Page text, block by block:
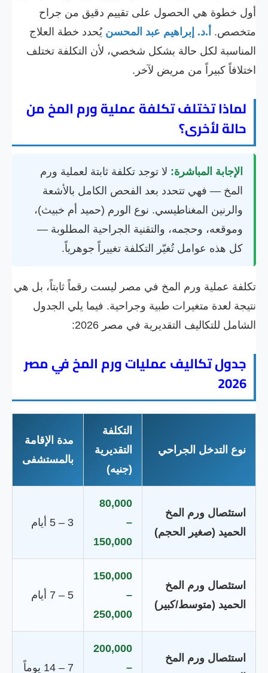
أول خطوة هي الحصول على تقييم دقيق من جراح
متخصص. أ.د. إبراهيم عبد المحسن يُحدد خطة العلاج
المناسبة لكل حالة بشكل شخصي، لأن التكلفة تختلف
اختلافاً كبيراً من مريض لآخر.
لماذا تختلف تكلفة عملية ورم المخ من
حالة لأخرى؟
الإجابة المباشرة: لا توجد تكلفة ثابتة لعملية ورم
المخ — فهي تتحدد بعد الفحص الكامل بالأشعة
والرنين المغناطيسي. نوع الورم (حميد أم خبيث)،
وموقعه، وحجمه، والتقنية الجراحية المطلوبة —
كل هذه عوامل تُغيّر التكلفة تغييراً جوهرياً.
تكلفة عملية ورم المخ في مصر ليست رقماً ثابتاً، بل هي
نتيجة لعدة متغيرات طبية وجراحية. فيما يلي الجدول
الشامل للتكاليف التقديرية في مصر 2026:
جدول تكاليف عمليات ورم المخ في مصر
2026
نوع التدخل الجراحي
التكلفة
التقديرية
(جنيه)
مدة الإقامة
بالمستشفى
استئصال ورم المخ
الحميد (صغير الحجم)
80,000
–
150,000
3 – 5 أيام
استئصال ورم المخ
الحميد (متوسط/كبير)
150,000
–
250,000
5 – 7 أيام
استئصال ورم المخ
200,000
–
7 – 14 يوماً